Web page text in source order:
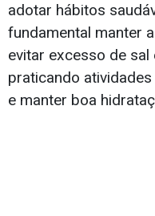
adotar hábitos
fundamental manter
evitar excesso de sal
praticando
e manter boa